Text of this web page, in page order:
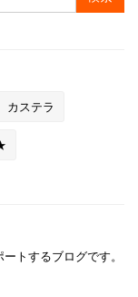
カステラ
トするブログです。